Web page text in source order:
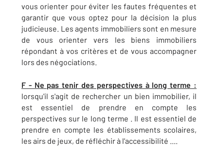
vous orienter pour éviter les fautes fréquentes et
garantir que vous optez pour la décision la plus
judicieuse. Les agents immobiliers sont en mesure
de vous orienter vers les biens immobiliers
répondant à vos critères et de vous accompagner
lors des négociations.
F - Ne pas tenir des perspectives à long terme :
lorsqu'il s'agit de rechercher un bien immobilier, il
est essentiel de prendre en compte les
perspectives sur le long terme . Il est essentiel de
prendre en compte les établissements scolaires,
les airs de jeux, de réfléchir à l'accessibilité ....